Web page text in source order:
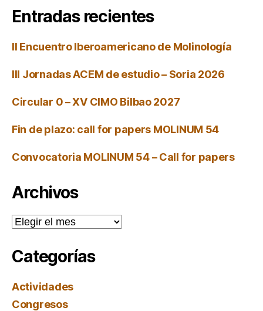
Entradas recientes
II Encuentro Iberoamericano de Molinología
III Jornadas ACEM de estudio – Soria 2026
Circular 0 – XV CIMO Bilbao 2027
Fin de plazo: call for papers MOLINUM 54
Convocatoria MOLINUM 54 – Call for papers
Archivos
Archivos
Categorías
Actividades
Congresos